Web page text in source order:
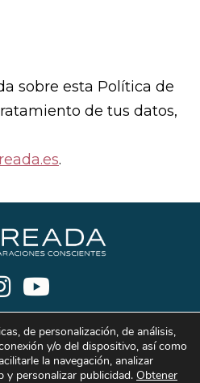
sobre esta Política de
de tus datos,
.
de personalización, de análisis,
y/o del dispositivo, así como
la navegación, analizar
y personalizar publicidad. Obtener